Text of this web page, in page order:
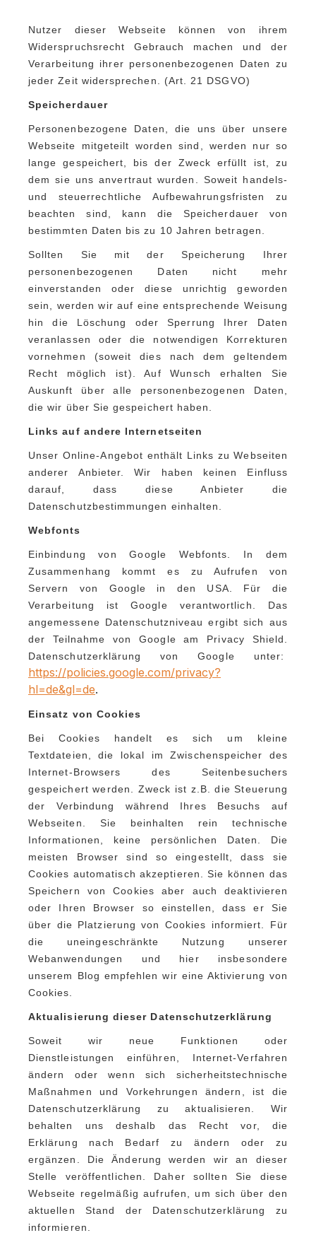
Nutzer dieser Webseite können von ihrem
Widerspruchsrecht Gebrauch machen und der
Verarbeitung ihrer personenbezogenen Daten zu
jeder Zeit widersprechen. (Art. 21 DSGVO)
Speicherdauer
Personenbezogene Daten, die uns über unsere
Webseite mitgeteilt worden sind, werden nur so
lange gespeichert, bis der Zweck erfüllt ist, zu
dem sie uns anvertraut wurden. Soweit handels-
und steuerrechtliche Aufbewahrungsfristen zu
beachten sind, kann die Speicherdauer von
bestimmten Daten bis zu 10 Jahren betragen.
Sollten Sie mit der Speicherung Ihrer
personenbezogenen Daten nicht mehr
einverstanden oder diese unrichtig geworden
sein, werden wir auf eine entsprechende Weisung
hin die Löschung oder Sperrung Ihrer Daten
veranlassen oder die notwendigen Korrekturen
vornehmen (soweit dies nach dem geltendem
Recht möglich ist). Auf Wunsch erhalten Sie
Auskunft über alle personenbezogenen Daten,
die wir über Sie gespeichert haben.
Links auf andere Internetseiten
Unser Online-Angebot enthält Links zu Webseiten
anderer Anbieter. Wir haben keinen Einfluss
darauf, dass diese Anbieter die
Datenschutzbestimmungen einhalten.
Webfonts
Einbindung von Google Webfonts. In dem
Zusammenhang kommt es zu Aufrufen von
Servern von Google in den USA. Für die
Verarbeitung ist Google verantwortlich. Das
angemessene Datenschutzniveau ergibt sich aus
der Teilnahme von Google am Privacy Shield.
Datenschutzerklärung von Google unter:
https://policies.google.com/privacy?
hl=de&gl=de.
Einsatz von Cookies
Bei Cookies handelt es sich um kleine
Textdateien, die lokal im Zwischenspeicher des
Internet-Browsers des Seitenbesuchers
gespeichert werden. Zweck ist z.B. die Steuerung
der Verbindung während Ihres Besuchs auf
Webseiten. Sie beinhalten rein technische
Informationen, keine persönlichen Daten. Die
meisten Browser sind so eingestellt, dass sie
Cookies automatisch akzeptieren. Sie können das
Speichern von Cookies aber auch deaktivieren
oder Ihren Browser so einstellen, dass er Sie
über die Platzierung von Cookies informiert. Für
die uneingeschränkte Nutzung unserer
Webanwendungen und hier insbesondere
unserem Blog empfehlen wir eine Aktivierung von
Cookies.
Aktualisierung dieser Datenschutzerklärung
Soweit wir neue Funktionen oder
Dienstleistungen einführen, Internet-Verfahren
ändern oder wenn sich sicherheitstechnische
Maßnahmen und Vorkehrungen ändern, ist die
Datenschutzerklärung zu aktualisieren. Wir
behalten uns deshalb das Recht vor, die
Erklärung nach Bedarf zu ändern oder zu
ergänzen. Die Änderung werden wir an dieser
Stelle veröffentlichen. Daher sollten Sie diese
Webseite regelmäßig aufrufen, um sich über den
aktuellen Stand der Datenschutzerklärung zu
informieren.